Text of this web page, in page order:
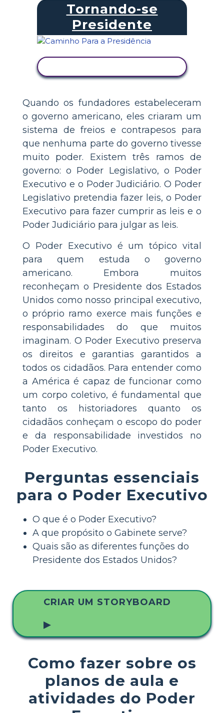
Tornando-se
Presidente
Quando os fundadores estabeleceram
o governo americano, eles criaram um
sistema de freios e contrapesos para
que nenhuma parte do governo tivesse
muito poder. Existem três ramos de
governo: o Poder Legislativo, o Poder
Executivo e o Poder Judiciário. O Poder
Legislativo pretendia fazer leis, o Poder
Executivo para fazer cumprir as leis e o
Poder Judiciário para julgar as leis.
O Poder Executivo é um tópico vital
para quem estuda o governo
americano. Embora muitos
reconheçam o Presidente dos Estados
Unidos como nosso principal executivo,
o próprio ramo exerce mais funções e
responsabilidades do que muitos
imaginam. O Poder Executivo preserva
os direitos e garantias garantidos a
todos os cidadãos. Para entender como
a América é capaz de funcionar como
um corpo coletivo, é fundamental que
tanto os historiadores quanto os
cidadãos conheçam o escopo do poder
e da responsabilidade investidos no
Poder Executivo.
Perguntas essenciais
para o Poder Executivo
O que é o Poder Executivo?
A que propósito o Gabinete serve?
Quais são as diferentes funções do
Presidente dos Estados Unidos?
CRIAR UM STORYBOARD
▶
Como fazer sobre os
planos de aula e
atividades do Poder